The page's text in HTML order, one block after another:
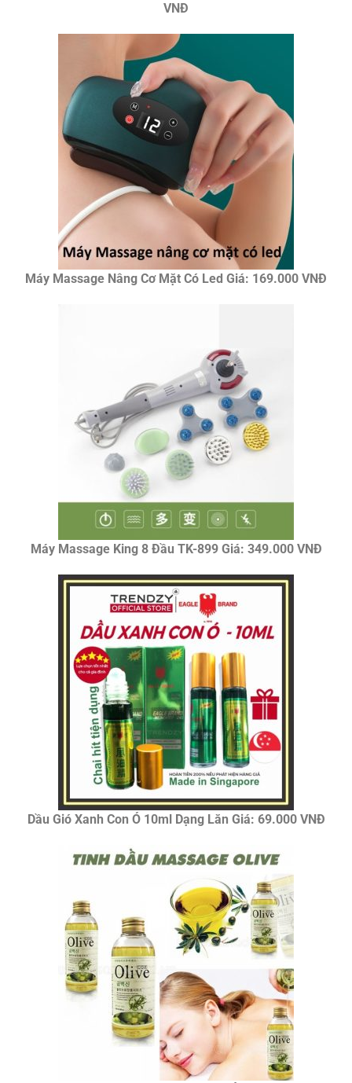
VNĐ
Máy Massage Nâng Cơ Mặt Có Led Giá: 169.000 VNĐ
Máy Massage King 8 Đầu TK-899 Giá: 349.000 VNĐ
Dầu Gió Xanh Con Ó 10ml Dạng Lăn Giá: 69.000 VNĐ